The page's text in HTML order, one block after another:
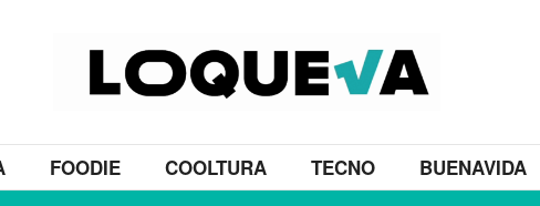
FOODIE COOLTURA TECNO BUENAVIDA